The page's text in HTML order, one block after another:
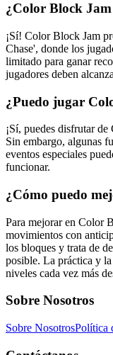
¿Color Block Jam
¡Sí! Color Block Jam
Chase', donde los
limitado para ganar
jugadores deben
¿Puedo jugar
¡Sí, puedes disfrutar
Sin embargo, algunas
eventos especiales
funcionar.
¿Cómo puedo
Para mejorar en Color
movimientos con
los bloques y trata de
posible. La práctica y
niveles cada vez más
Sobre Nosotros
Sobre NosotrosPolítica